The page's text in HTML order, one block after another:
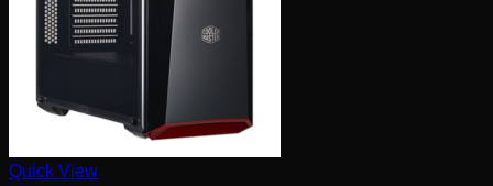
Quick View